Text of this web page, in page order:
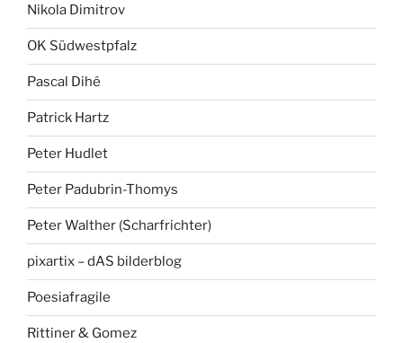
Nikola Dimitrov
OK Südwestpfalz
Pascal Dihé
Patrick Hartz
Peter Hudlet
Peter Padubrin-Thomys
Peter Walther (Scharfrichter)
pixartix – dAS bilderblog
Poesiafragile
Rittiner & Gomez